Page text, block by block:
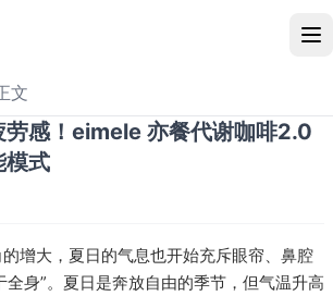
文
劳感！eimele 亦餐代谢咖啡2.0
模式
增大，夏日的气息也开始充斥眼帘、鼻腔
全身”。夏日是奔放自由的季节，但气温升高